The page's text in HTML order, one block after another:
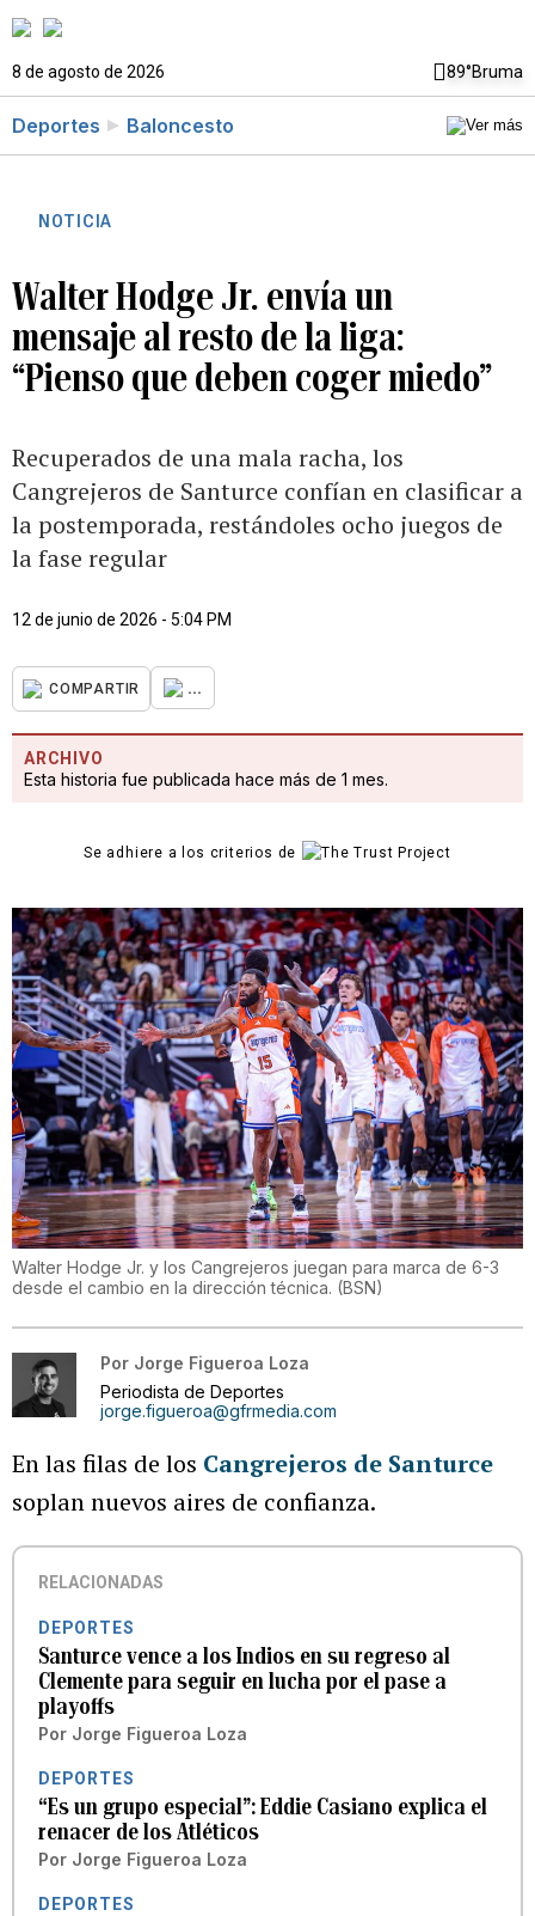
8 de agosto de 2026 89°Bruma
Deportes Baloncesto
NOTICIA
Walter Hodge Jr. envía un
mensaje al resto de la liga:
“Pienso que deben coger miedo”
Recuperados de una mala racha, los
Cangrejeros de Santurce confían en clasificar a
la postemporada, restándoles ocho juegos de
la fase regular
12 de junio de 2026 - 5:04 PM
COMPARTIR ...
ARCHIVO
Esta historia fue publicada hace más de 1 mes.
Se adhiere a los criterios de
Walter Hodge Jr. y los Cangrejeros juegan para marca de 6-3
desde el cambio en la dirección técnica. (BSN)
Por Jorge Figueroa Loza
Periodista de Deportes
jorge.figueroa@gfrmedia.com
En las filas de los Cangrejeros de Santurce
soplan nuevos aires de confianza.
RELACIONADAS
DEPORTES
Santurce vence a los Indios en su regreso al
Clemente para seguir en lucha por el pase a
playoffs
Por Jorge Figueroa Loza
DEPORTES
“Es un grupo especial”: Eddie Casiano explica el
renacer de los Atléticos
Por Jorge Figueroa Loza
DEPORTES